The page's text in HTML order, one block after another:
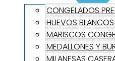
CONGELADOS
HUEVOS BLANCOS
MARISCOS
MEDALLONES Y